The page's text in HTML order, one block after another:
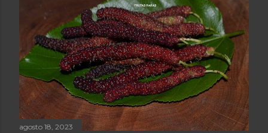
agosto 18, 2023